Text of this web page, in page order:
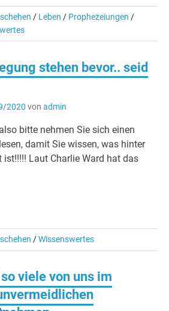
/ Leben / Prophezeiungen /
stehen bevor.. seid
2020 von admin
bitte nehmen Sie sich einen
damit Sie wissen, was hinter
ist!!!!! Laut Charlie Ward hat das
/Wissenswertes
viele von uns im